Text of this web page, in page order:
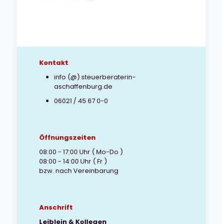
Kontakt
info (@) steuerberaterin-
aschaffenburg.de
06021 / 45 67 0-0
Öffnungszeiten
08:00 - 17:00 Uhr ( Mo-Do )
08:00 - 14:00 Uhr ( Fr )
bzw. nach Vereinbarung
Anschrift
Leiblein & Kollegen